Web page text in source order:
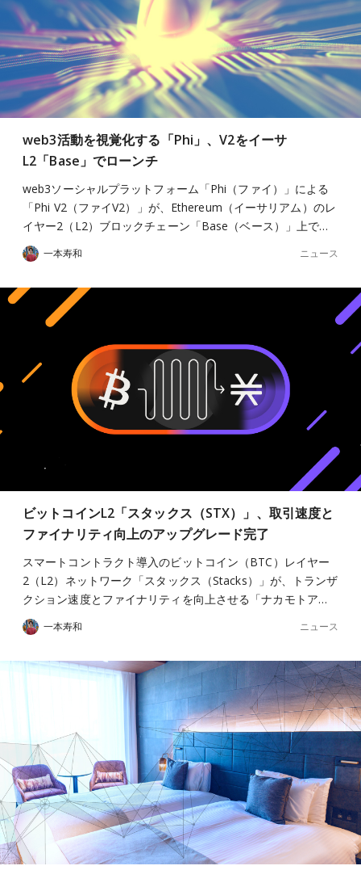
web3活動を視覚化する「Phi」、V2をイーサ
L2「Base」でローンチ
web3ソーシャルプラットフォーム「Phi（ファイ）」による
「Phi V2（ファイV2）」が、Ethereum（イーサリアム）のレ
イヤー2（L2）ブロックチェーン「Base（ベース）」上で…
一本寿和 ニュース
ビットコインL2「スタックス（STX）」、取引速度と
ファイナリティ向上のアップグレード完了
スマートコントラクト導入のビットコイン（BTC）レイヤー
2（L2）ネットワーク「スタックス（Stacks）」が、トランザ
クション速度とファイナリティを向上させる「ナカモトア…
一本寿和 ニュース